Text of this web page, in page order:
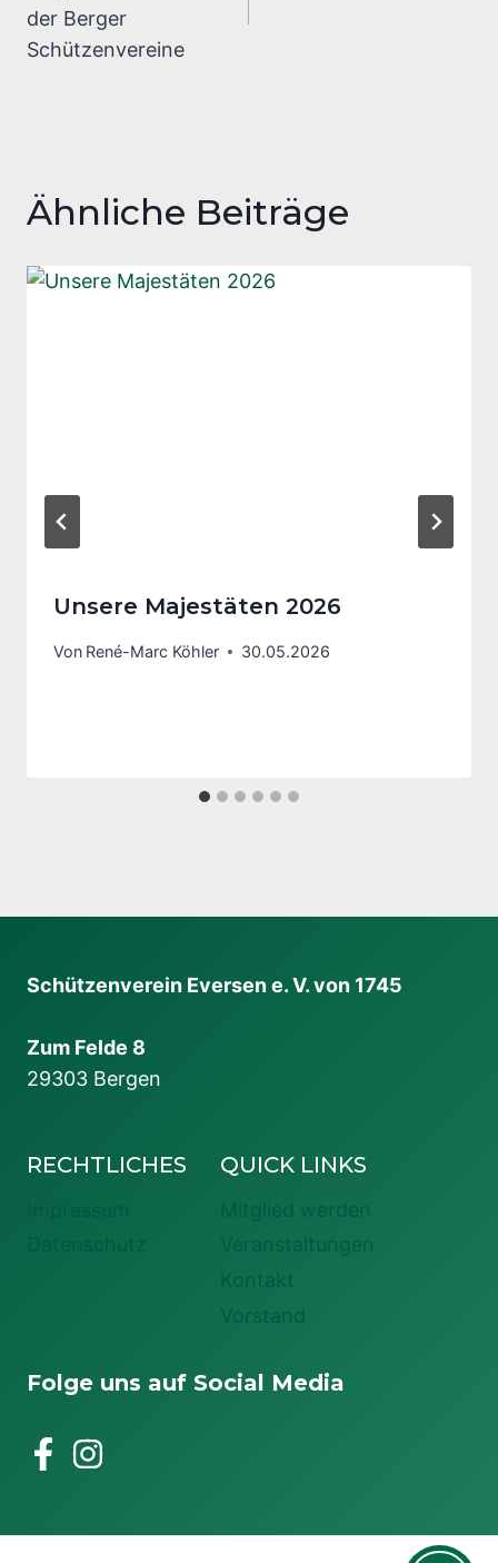
der Berger
Schützenvereine
Ähnliche Beiträge
Unsere Majestäten 2026
Von René-Marc Köhler 30.05.2026
Schützenverein Eversen e. V. von 1745
Zum Felde 8
29303 Bergen
RECHTLICHES QUICK LINKS
Folge uns auf Social Media